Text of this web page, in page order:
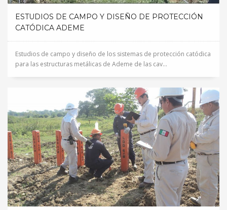
ESTUDIOS DE CAMPO Y DISEÑO DE PROTECCIÓN
CATÓDICA ADEME
Estudios de campo y diseño de los sistemas de protección catódica
para las estructuras metálicas de Ademe de las cav...